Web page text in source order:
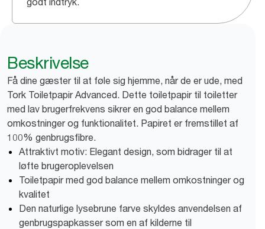
Beskrivelse
Få dine gæster til at føle sig hjemme, når de er ude, med
Tork Toiletpapir Advanced. Dette toiletpapir til toiletter
med lav brugerfrekvens sikrer en god balance mellem
omkostninger og funktionalitet. Papiret er fremstillet af
100% genbrugsfibre.
Attraktivt motiv: Elegant design, som bidrager til at
løfte brugeroplevelsen
Toiletpapir med god balance mellem omkostninger og
kvalitet
Den naturlige lysebrune farve skyldes anvendelsen af
genbrugspapkasser som en af kilderne til